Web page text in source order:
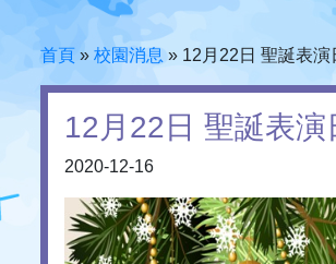
首頁 » 校園消息 » 12月22日 聖誕表演
12月22日 聖誕表演
2020-12-16